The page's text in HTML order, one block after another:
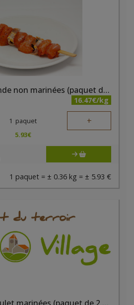
Brochettes de dinde non marinées (paquet de 2 pièces)
16.47€/kg
1 paquet +
5.93€
1 paquet = ± 0.36 kg = ± 5.93 €